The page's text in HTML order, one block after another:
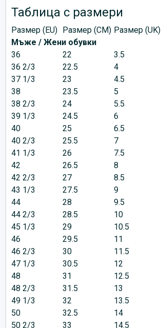
Таблица с размери
Размер (EU) Размер (CM) Размер (UK)
Мъже / Жени обувки
36
22
3.5
36 2/3
22.5
4
37 1/3
23
4.5
38
23.5
5
38 2/3
24
5.5
39 1/3
24.5
6
40
25
6.5
40 2/3
25.5
7
41 1/3
26
7.5
42
26.5
8
42 2/3
27
8.5
43 1/3
27.5
9
44
28
9.5
44 2/3
28.5
10
45 1/3
29
10.5
46
29.5
11
46 2/3
30
11.5
47 1/3
30.5
12
48
31
12.5
48 2/3
31.5
13
49 1/3
32
13.5
50
32.5
14
50 2/3
33
14.5